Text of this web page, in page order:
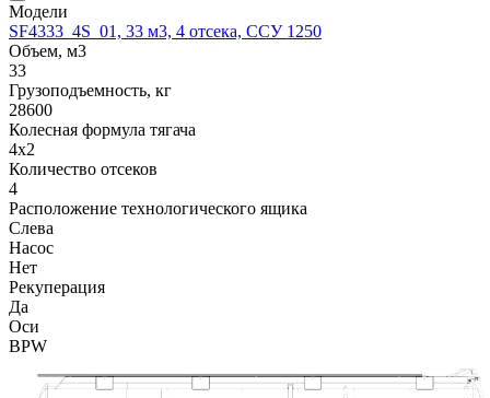
Модели
SF4333_4S_01, 33 м3, 4 отсека, ССУ 1250
Объем, м3
33
Грузоподъемность, кг
28600
Колесная формула тягача
4x2
Количество отсеков
4
Расположение технологического ящика
Слева
Насос
Нет
Рекуперация
Да
Оси
BPW